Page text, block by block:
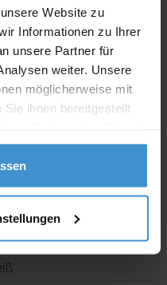
Website zu
Informationen zu Ihrer
unsere Partner für
weiter. Unsere
möglicherweise mit
ihnen bereitgestellt
ca. 10 Werktage
3 - 5 Werktage
ca. 3 - 5 Werktage
Werbeartikel